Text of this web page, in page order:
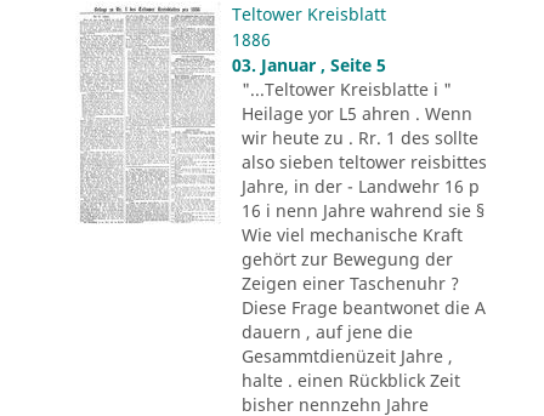
Teltower Kreisblatt
1886
03. Januar , Seite 5
"...Teltower Kreisblatte i "
Heilage yor L5 ahren . Wenn
wir heute zu . Rr. 1 des sollte
also sieben teltower reisbittes
Jahre, in der - Landwehr 16 p
16 i nenn Jahre wahrend sie §
Wie viel mechanische Kraft
gehört zur Bewegung der
Zeigen einer Taschenuhr ?
Diese Frage beantwonet die A
dauern , auf jene die
Gesammtdienüzeit Jahre ,
halte . einen Rückblick Zeit
bisher nennzehn Jahre